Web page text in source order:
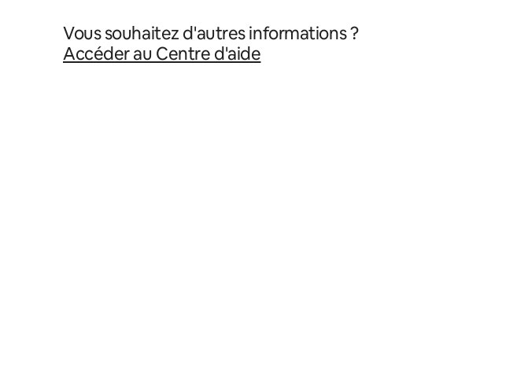
Vous souhaitez d'autres informations ?
Accéder au Centre d'aide